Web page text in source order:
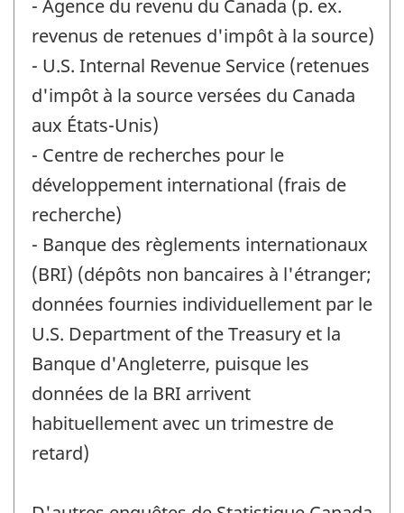
- Agence du revenu du Canada (p. ex.
revenus de retenues d'impôt à la source)
- U.S. Internal Revenue Service (retenues
d'impôt à la source versées du Canada
aux États-Unis)
- Centre de recherches pour le
développement international (frais de
recherche)
- Banque des règlements internationaux
(BRI) (dépôts non bancaires à l'étranger;
données fournies individuellement par le
U.S. Department of the Treasury et la
Banque d'Angleterre, puisque les
données de la BRI arrivent
habituellement avec un trimestre de
retard)